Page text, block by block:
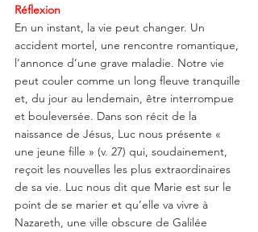
Réflexion
En un instant, la vie peut changer. Un
accident mortel, une rencontre romantique,
l’annonce d’une grave maladie. Notre vie
peut couler comme un long fleuve tranquille
et, du jour au lendemain, être interrompue
et bouleversée. Dans son récit de la
naissance de Jésus, Luc nous présente «
une jeune fille » (v. 27) qui, soudainement,
reçoit les nouvelles les plus extraordinaires
de sa vie. Luc nous dit que Marie est sur le
point de se marier et qu’elle va vivre à
Nazareth, une ville obscure de Galilée